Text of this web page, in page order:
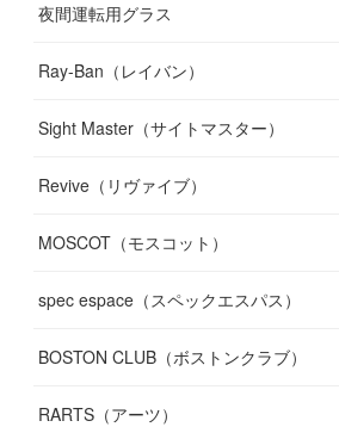
夜間運転用グラス
Ray-Ban（レイバン）
Sight Master（サイトマスター）
Revive（リヴァイブ）
MOSCOT（モスコット）
spec espace（スペックエスパス）
BOSTON CLUB（ボストンクラブ）
RARTS（アーツ）